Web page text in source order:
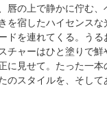
唇の上で静かに佇む
を宿したハイセンス
ドを連れてくる。う
チャーはひと塗りで
に見せて。たった一
のスタイルを、そし